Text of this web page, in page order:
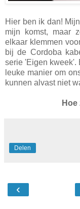
Hier ben ik dan!
mijn komst, maar
elkaar klemmen
bij de Cordoba
serie 'Eigen kweek'.
leuke manier om
kunnen alvast niet
Delen
‹